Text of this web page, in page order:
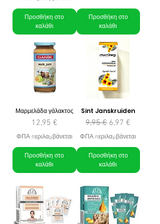
Προσθήκη στο
καλάθι
Προσθήκη στο
καλάθι
Μαρμελάδα γάλακτος
Τιμή
12,95 €
ΦΠΑ περιλαμβάνεται
Προσθήκη στο
καλάθι
Sint Janskruiden
Κανονική τιμή
9,95 € Τιμή Έκπτωσης
6,97 €
ΦΠΑ περιλαμβάνεται
Προσθήκη στο
καλάθι